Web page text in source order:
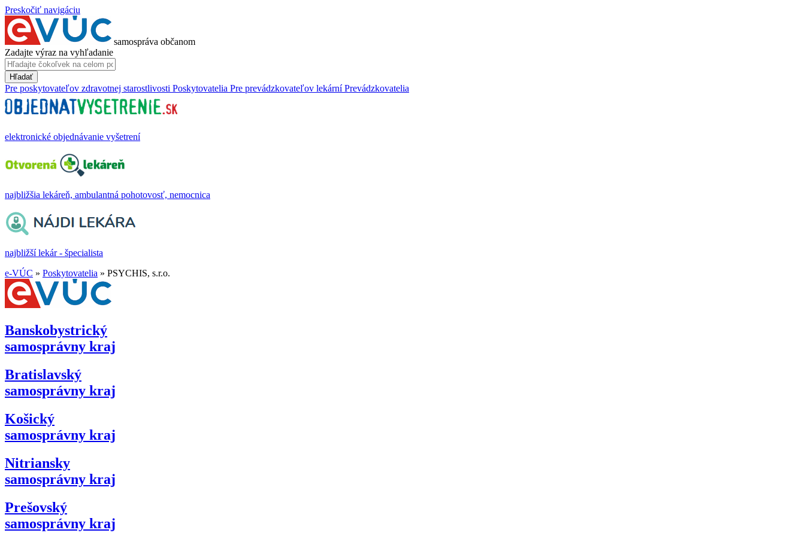
Preskočiť navigáciu
samospráva občanom
Zadajte výraz na vyhľadanie
Hľadať
Pre poskytovateľov zdravotnej starostlivosti Poskytovatelia Pre prevádzkovateľov lekární Prevádzkovatelia
elektronické objednávanie vyšetrení
najbližšia lekáreň, ambulantná pohotovosť, nemocnica
najbližší lekár - špecialista
e-VÚC » Poskytovatelia » PSYCHIS, s.r.o.
Banskobystrický
samosprávny kraj
Bratislavský
samosprávny kraj
Košický
samosprávny kraj
Nitriansky
samosprávny kraj
Prešovský
samosprávny kraj